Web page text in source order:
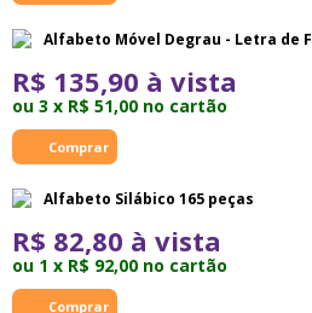
Alfabeto Móvel Degrau - Letra de
R$ 135,90 à vista
ou 3 x R$ 51,00 no cartão
Alfabeto Silábico 165 peças
R$ 82,80 à vista
ou 1 x R$ 92,00 no cartão